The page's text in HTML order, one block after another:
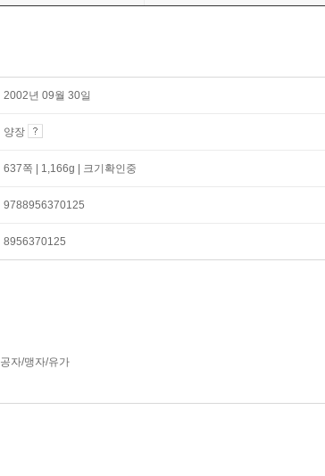
2002년 09월 30일
양장
637쪽 | 1,166g | 크기확인중
9788956370125
8956370125
공자/맹자/유가